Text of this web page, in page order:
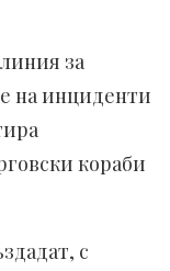
за
на инциденти
кораби
с